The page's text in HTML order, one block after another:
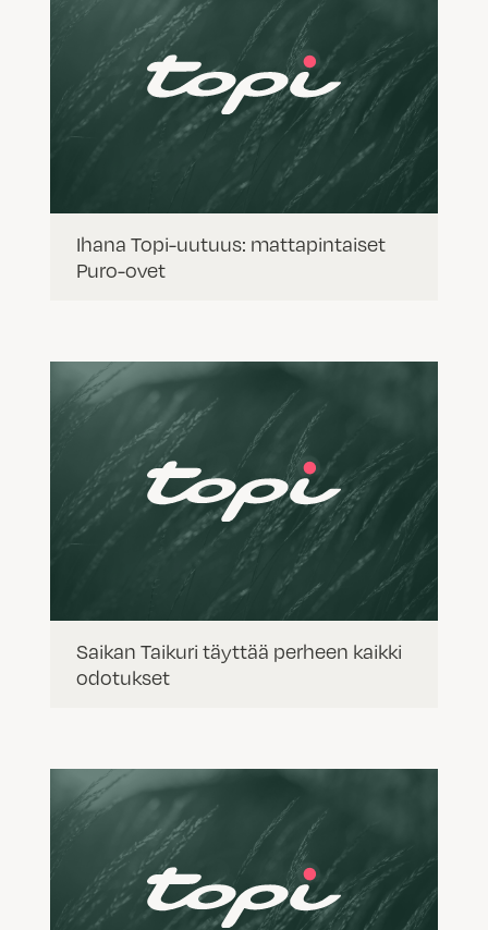
Ihana Topi-uutuus: mattapintaiset
Puro-ovet
Saikan Taikuri täyttää perheen kaikki
odotukset